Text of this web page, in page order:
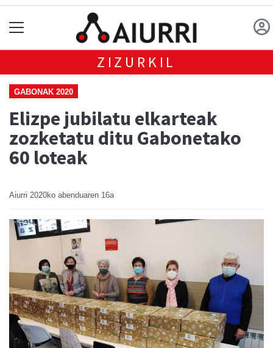
ZIZURKIL
GABONAK 2020
Elizpe jubilatu elkarteak
zozketatu ditu Gabonetako
60 loteak
Aiurri 2020ko abenduaren 16a